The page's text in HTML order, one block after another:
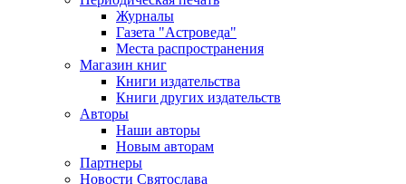
Журналы
Газета "Астроведа"
Места распространения
Магазин книг
Книги издательства
Книги других издательств
Авторы
Наши авторы
Новым авторам
Партнеры
Новости Святослава